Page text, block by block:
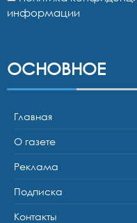
информации
ОСНОВНОЕ
Главная
О газете
Реклама
Подписка
Контакты